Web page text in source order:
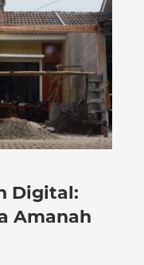
Digital:
Amanah